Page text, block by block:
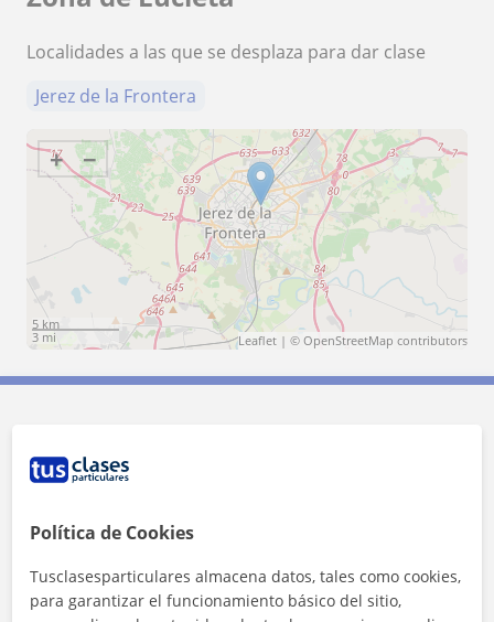
Localidades a las que se desplaza para dar clase
Jerez de la Frontera
+ −
5 km
3 mi
Leaflet | © OpenStreetMap contributors
Política de Cookies
Tusclasesparticulares almacena datos, tales como cookies,
para garantizar el funcionamiento básico del sitio,